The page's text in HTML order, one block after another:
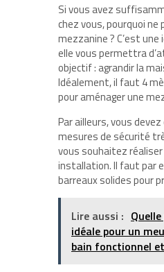
Si vous avez
chez vous, pourquoi ne
mezzanine ? C’est
elle vous permettra
objectif : agrandir la
Idéalement, il faut 4
pour aménager une
Par ailleurs, vous
mesures de sécurité
vous souhaitez
installation. Il faut par
barreaux solides pour
Lire aussi :
idéale pour un
bain fonctionnel